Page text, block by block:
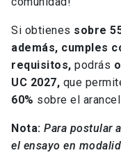
Si obtienes sobre
además, cumples
requisitos, podrás
UC 2027, que
60% sobre el
Nota: Para postular
el ensayo en